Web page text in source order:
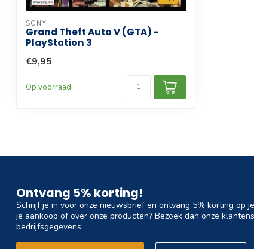
SONY
Grand Theft Auto V (GTA) -
PlayStation 3
€9,95
Op voorraad
Ontvang 5% korting!
Schrijf je in voor onze nieuwsbrief en ontvang 5% korting op
je aankoop of over onze producten? Bezoek dan onze
bedrijfsgegevens.